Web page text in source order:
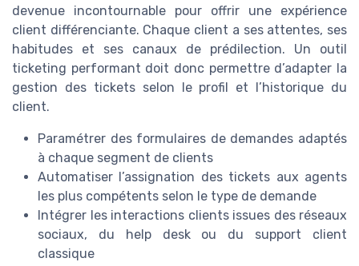
devenue incontournable pour offrir une expérience
client différenciante. Chaque client a ses attentes, ses
habitudes et ses canaux de prédilection. Un outil
ticketing performant doit donc permettre d’adapter la
gestion des tickets selon le profil et l’historique du
client.
Paramétrer des formulaires de demandes adaptés
à chaque segment de clients
Automatiser l’assignation des tickets aux agents
les plus compétents selon le type de demande
Intégrer les interactions clients issues des réseaux
sociaux, du help desk ou du support client
classique